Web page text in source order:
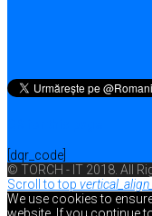
[dqr_code]
© TORCH - IT 2018. All
Scroll to top
We use cookies to